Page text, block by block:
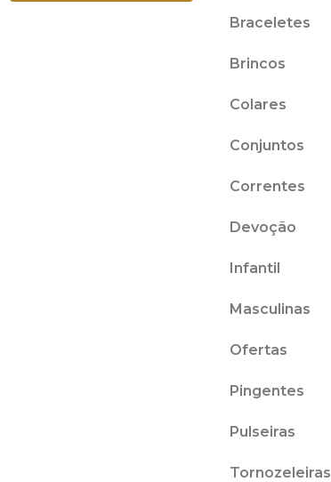
Braceletes
Brincos
Colares
Conjuntos
Correntes
Devoção
Infantil
Masculinas
Ofertas
Pingentes
Pulseiras
Tornozeleiras